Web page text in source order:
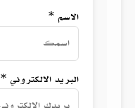
الاسم *
البريد الالكتروني *